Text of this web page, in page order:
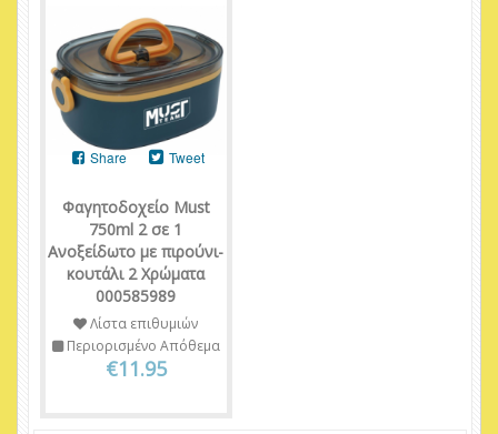
Φαγητοδοχείο Must
750ml 2 σε 1
Ανοξείδωτο με πιρούνι-
κουτάλι 2 Χρώματα
000585989
Share Tweet
Λίστα επιθυμιών
Περιορισμένο Απόθεμα
€11.95